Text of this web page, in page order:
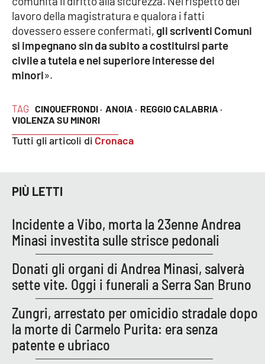
LaC Network
LaC OnAir
EDIZIONI
Catanzaro
Crotone
Cosenza
Lamezia Terme
PROGETTI
SPECIALI
Buona Sanità Calabria
TAG CINQUEFRONDI · ANOIA · REGGIO CALABRIA ·
VIOLENZA SU MINORI
Tutti gli articoli di Cronaca
lavoro della magistratura e qualora i fatti
dovessero essere confermati, gli scriventi Comuni
si impegnano sin da subito a costituirsi parte
civile a tutela e nel superiore interesse dei
minori».
PIÙ LETTI
Incidente a Vibo, morta la 23enne Andrea
Minasi investita sulle strisce pedonali
Donati gli organi di Andrea Minasi, salverà
sette vite. Oggi i funerali a Serra San Bruno
Zungri, arrestato per omicidio stradale dopo
la morte di Carmelo Purita: era senza
patente e ubriaco